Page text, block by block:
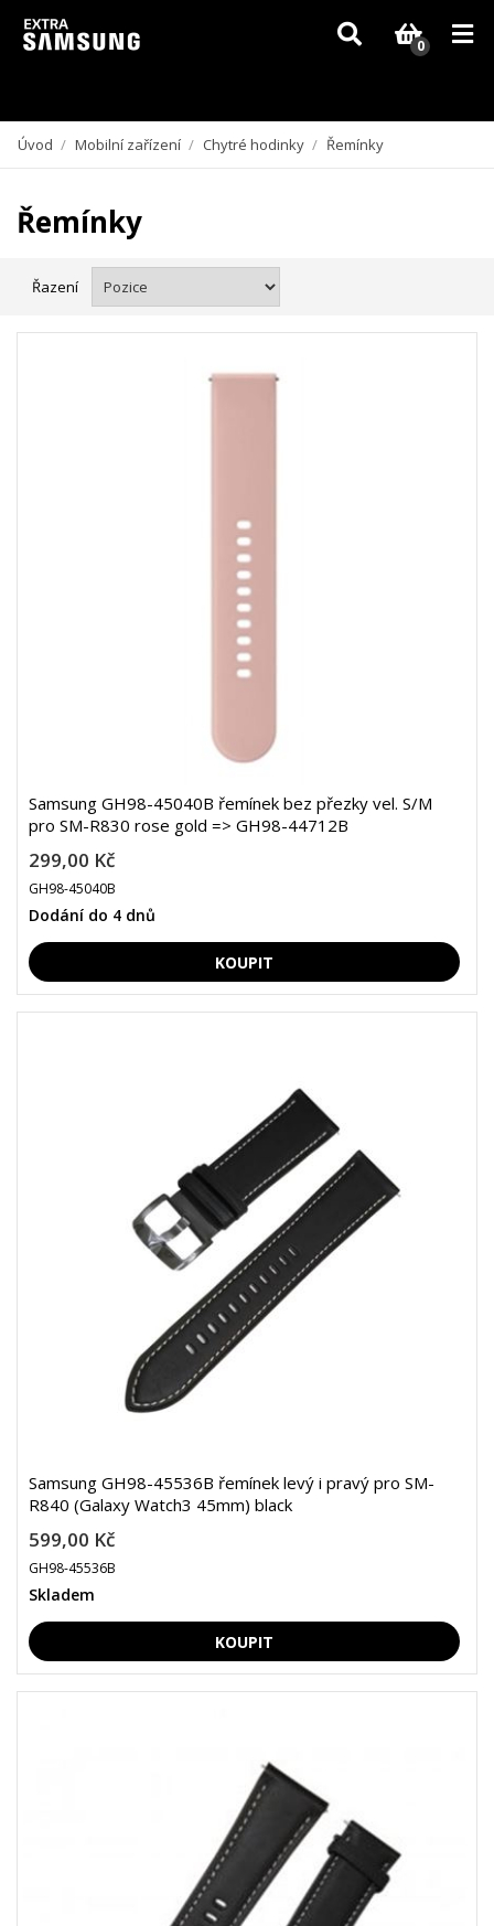
Vzhledem k aktuální situaci se může dodání dílů, které nejsou skladem,
zpozdit. Děkujeme za pochopení.
0
Úvod / Mobilní zařízení / Chytré hodinky / Řemínky
Řemínky
Řazení
Samsung GH98-45040B řemínek bez přezky vel. S/M
pro SM-R830 rose gold => GH98-44712B
299,00 Kč
GH98-45040B
Dodání do 4 dnů
Samsung GH98-45536B řemínek levý i pravý pro SM-
R840 (Galaxy Watch3 45mm) black
599,00 Kč
GH98-45536B
Skladem